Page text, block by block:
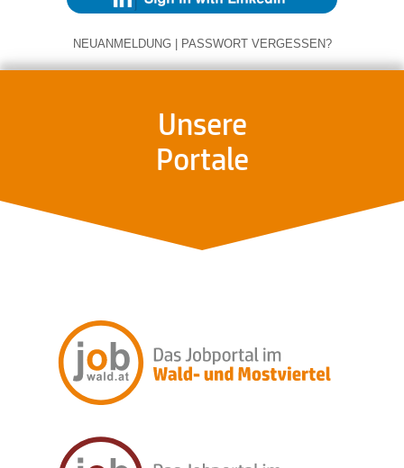
NEUANMELDUNG | PASSWORT VERGESSEN?
Unsere
Portale